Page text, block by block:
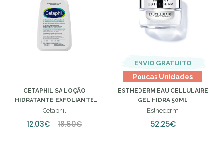
CETAPHIL SA LOÇÃO
HIDRATANTE EXFOLIANTE
SUAVE 236ML
Cetaphil
12.03€ 18.60€
Poucas Unidades
ENVIO GRATUITO
ESTHEDERM EAU CELLULAIRE
GEL HIDRA 50ML
Esthederm
52.25€